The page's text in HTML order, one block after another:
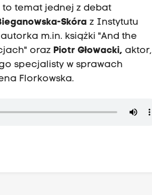
to temat jednej z debat
Skóraz Instytutu
m.in. książki "And the
oraz Piotr Głowacki, aktor,
specjalisty w sprawach
Florkowska.